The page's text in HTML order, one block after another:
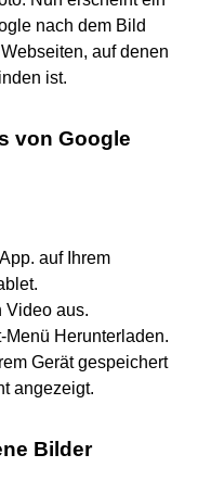
nach dem Bild
auf denen
ist.
von Google
auf Ihrem
Video aus.
Herunterladen.
Gerät gespeichert
angezeigt.
Bilder